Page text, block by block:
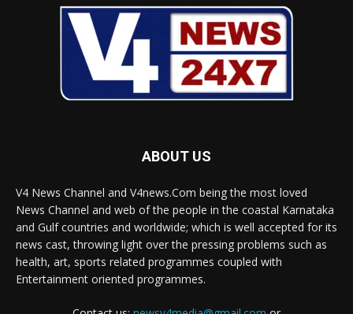
ABOUT US
V4 News Channel and V4news.Com being the most loved
News Channel and web of the people in the coastal Karnataka
and Gulf countries and worldwide; which is well accepted for its
news cast, throwing light over the pressing problems such as
health, art, sports related programmes coupled with
Entertainment oriented programmes.